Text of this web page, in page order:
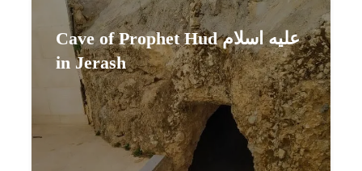
Cave of Prophet Hud عليه اسلام
in Jerash